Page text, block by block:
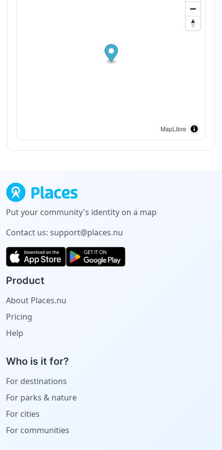
MapLibre
Put your community's identity on a map
Contact us: support@places.nu
Product
About Places.nu
Pricing
Help
Who is it for?
For destinations
For parks & nature
For cities
For communities